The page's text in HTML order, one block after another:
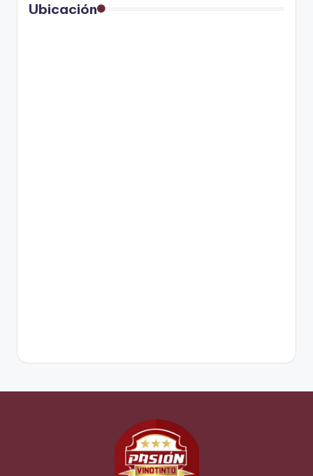
Ubicación